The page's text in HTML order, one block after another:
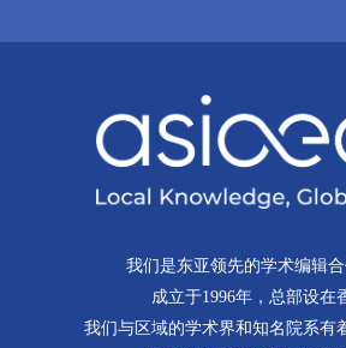
我们是东亚领先的学术编辑合
成立于1996年，总部设在
我们与区域的学术界和知名院系有